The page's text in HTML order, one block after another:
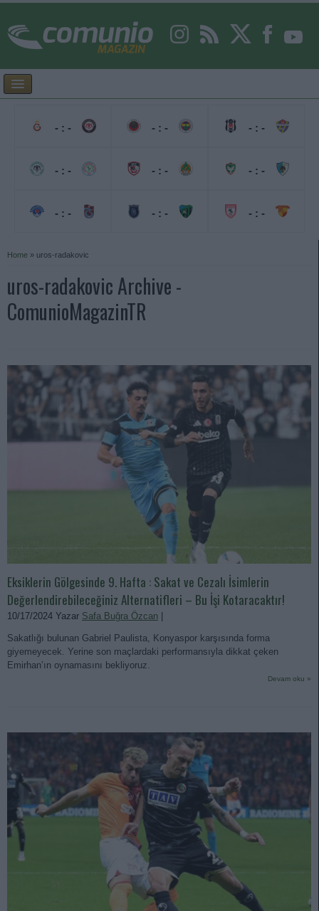
- : -
- : -
- : -
- : -
- : -
- : -
- : -
- : -
- : -
Home » uros-radakovic
uros-radakovic Archive -
ComunioMagazinTR
Eksiklerin Gölgesinde 9. Hafta : Sakat ve Cezalı İsimlerin
Değerlendirebileceğiniz Alternatifleri – Bu İşi Kotaracaktır!
10/17/2024 Yazar Safa Buğra Özcan
Sakatlığı bulunan Gabriel Paulista, Konyaspor karşısında forma
giyemeyecek. Yerine son maçlardaki performansıyla dikkat çeken
Emirhan’ın oynamasını bekliyoruz.
Devam oku »